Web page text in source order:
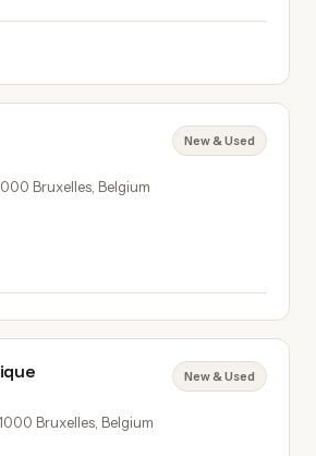
New & Used
Bruxelles, Belgium
New & Used
Bruxelles, Belgium